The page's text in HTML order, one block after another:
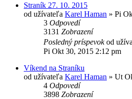
Straník 27. 10. 2015
od užívateľa Karel Haman » Pi
3 Odpovedí
3131 Zobrazení
Posledný príspevokod
Pi Okt 30, 2015 2:12 pm
Víkend na Straníku
od užívateľa Karel Haman » Ut
4 Odpovedí
3898 Zobrazení